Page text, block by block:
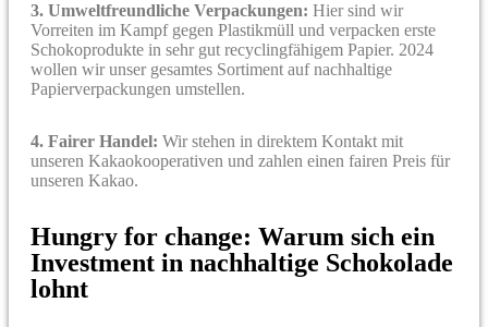
3. Umweltfreundliche Verpackungen: Hier sind wir
Vorreiten im Kampf gegen Plastikmüll und verpacken erste
Schokoprodukte in sehr gut recyclingfähigem Papier. 2024
wollen wir unser gesamtes Sortiment auf nachhaltige
Papierverpackungen umstellen.
4. Fairer Handel: Wir stehen in direktem Kontakt mit
unseren Kakaokooperativen und zahlen einen fairen Preis für
unseren Kakao.
Hungry for change: Warum sich ein
Investment in nachhaltige Schokolade
lohnt